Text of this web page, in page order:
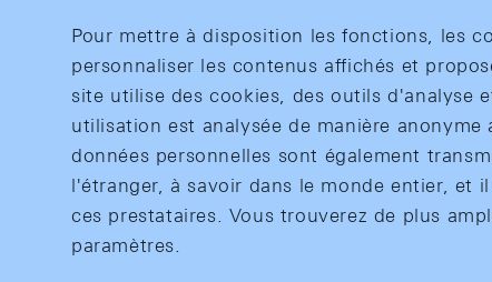
Pour mettre à disposition les fonctions, les
personnaliser les contenus affichés et
site utilise des cookies, des outils d'analyse
utilisation est analysée de manière
données personnelles sont également
l'étranger, à savoir dans le monde entier, et
ces prestataires. Vous trouverez de plus
paramètres.